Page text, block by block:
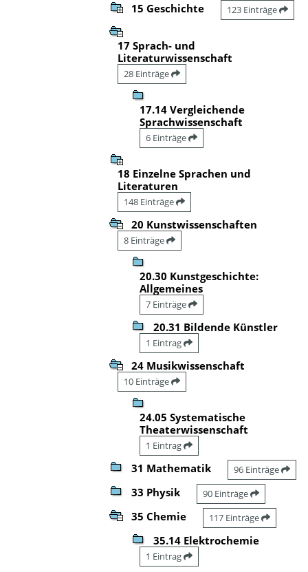
15 Geschichte 123 Einträge
17 Sprach- und
Literaturwissenschaft
28 Einträge
17.14 Vergleichende
Sprachwissenschaft
6 Einträge
18 Einzelne Sprachen und
Literaturen
148 Einträge
20 Kunstwissenschaften
8 Einträge
20.30 Kunstgeschichte:
Allgemeines
7 Einträge
20.31 Bildende Künstler
1 Eintrag
24 Musikwissenschaft
10 Einträge
24.05 Systematische
Theaterwissenschaft
1 Eintrag
31 Mathematik 96 Einträge
33 Physik 90 Einträge
35 Chemie 117 Einträge
35.14 Elektrochemie
1 Eintrag